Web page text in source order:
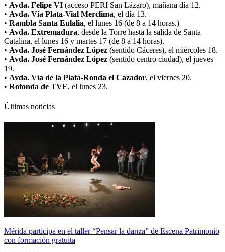
• Avda. Felipe VI (acceso PERI San Lázaro), mañana día 12.
• Avda. Vía Plata-Vial Merclima, el día 13.
• Rambla Santa Eulalia, el lunes 16 (de 8 a 14 horas.)
• Avda. Extremadura, desde la Torre hasta la salida de Santa
Catalina, el lunes 16 y martes 17 (de 8 a 14 horas).
• Avda. José Fernández López (sentido Cáceres), el miércoles 18.
• Avda. José Fernández López (sentido centro ciudad), el jueves
19.
• Avda. Vía de la Plata-Ronda el Cazador, el viernes 20.
• Rotonda de TVE, el lunes 23.
Últimas noticias
Mérida participa en el taller “Pensar la danza” de Escena Patrimonio
con formación gratuita